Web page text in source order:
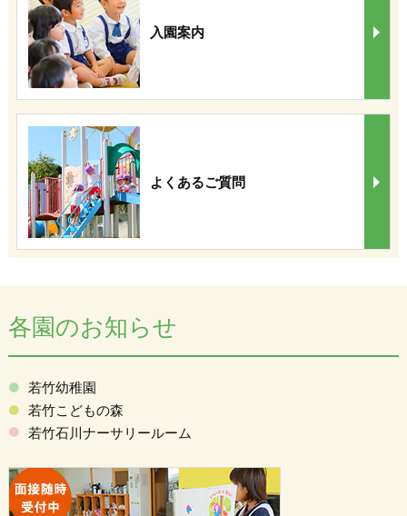
入園案内
よくあるご質問
各園のお知らせ
若竹幼稚園
若竹こどもの森
若竹石川ナーサリールーム